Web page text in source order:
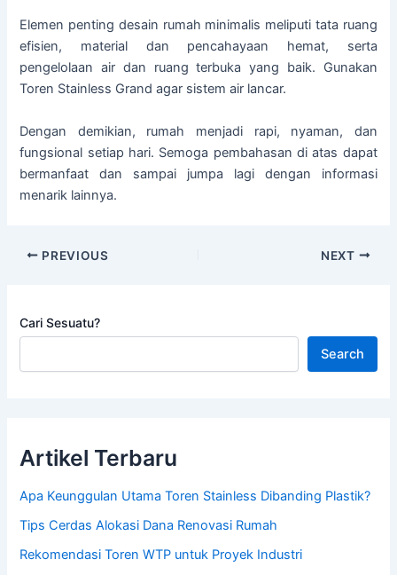
Elemen penting desain rumah minimalis meliputi tata ruang
efisien, material dan pencahayaan hemat, serta
pengelolaan air dan ruang terbuka yang baik. Gunakan
Toren Stainless Grand agar sistem air lancar.
Dengan demikian, rumah menjadi rapi, nyaman, dan
fungsional setiap hari. Semoga pembahasan di atas dapat
bermanfaat dan sampai jumpa lagi dengan informasi
menarik lainnya.
PREVIOUS NEXT
Cari Sesuatu?
Search
Artikel Terbaru
Apa Keunggulan Utama Toren Stainless Dibanding Plastik?
Tips Cerdas Alokasi Dana Renovasi Rumah
Rekomendasi Toren WTP untuk Proyek Industri